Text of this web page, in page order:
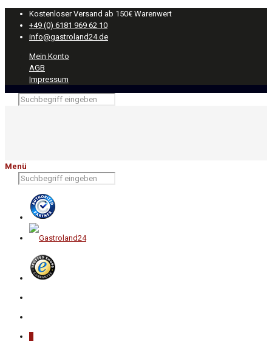
Kostenloser Versand ab 150€ Warenwert
+49 (0) 6181 969 62 10
info@gastroland24.de
Mein Konto
AGB
Impressum
Menü